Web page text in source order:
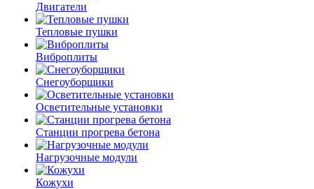
Двигатели
Тепловые пушки
Виброплиты
Снегоуборщики
Осветительные установки
Станции прогрева бетона
Нагрузочные модули
Кожухи